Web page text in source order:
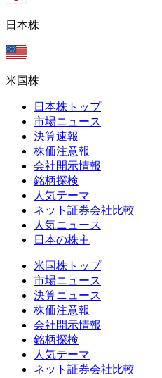
日本株
米国株
日本株トップ
市場ニュース
決算速報
株価注意報
会社開示情報
銘柄探検
人気テーマ
ネット証券会社比較
人気ニュース
日本の株主
米国株トップ
市場ニュース
決算ニュース
株価注意報
会社開示情報
銘柄探検
人気テーマ
ネット証券会社比較